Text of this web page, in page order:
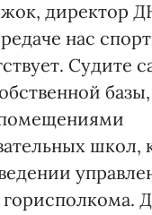
нас
Судите
школ,